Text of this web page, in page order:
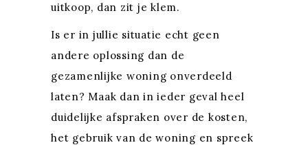
uitkoop, dan zit je klem.
Is er in jullie situatie echt geen
andere oplossing dan de
gezamenlijke woning onverdeeld
laten? Maak dan in ieder geval heel
duidelijke afspraken over de kosten,
het gebruik van de woning en spreek